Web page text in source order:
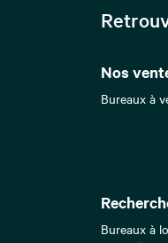
Nos
Bureaux à
Bureaux à